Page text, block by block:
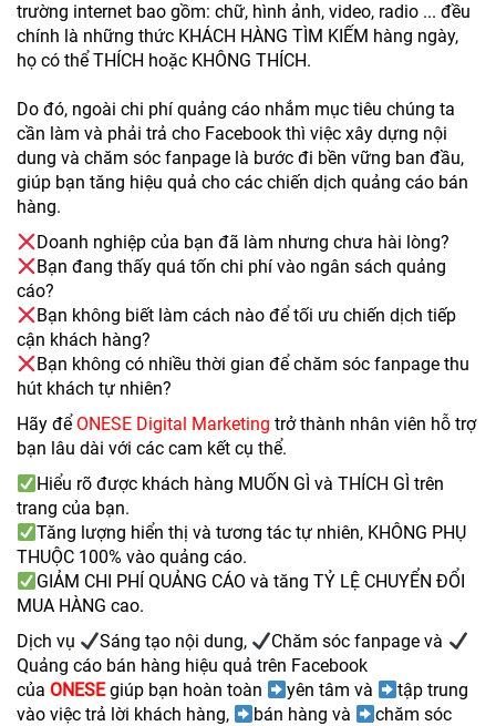
trường internet bao gồm: chữ, hình ảnh, video, radio ... đều
chính là những thức KHÁCH HÀNG TÌM KIẾM hàng ngày,
họ có thể THÍCH hoặc KHÔNG THÍCH.
Do đó, ngoài chi phí quảng cáo nhắm mục tiêu chúng ta
cần làm và phải trả cho Facebook thì việc xây dựng nội
dung và chăm sóc fanpage là bước đi bền vững ban đầu,
giúp bạn tăng hiệu quả cho các chiến dịch quảng cáo bán
hàng.
Doanh nghiệp của bạn đã làm nhưng chưa hài lòng?
Bạn đang thấy quá tốn chi phí vào ngân sách quảng
cáo?
Bạn không biết làm cách nào để tối ưu chiến dịch tiếp
cận khách hàng?
Bạn không có nhiều thời gian để chăm sóc fanpage thu
hút khách tự nhiên?
Hãy để ONESE Digital Marketing trở thành nhân viên hỗ trợ
bạn lâu dài với các cam kết cụ thể.
Hiểu rõ được khách hàng MUỐN GÌ và THÍCH GÌ trên
trang của bạn.
Tăng lượng hiển thị và tương tác tự nhiên, KHÔNG PHỤ
THUỘC 100% vào quảng cáo.
​GIẢM CHI PHÍ QUẢNG CÁO và tăng TỶ LỆ CHUYỂN ĐỔI
MUA HÀNG cao.
Dịch vụ
Sáng tạo nội dung,
Chăm sóc fanpage và
Quảng cáo bán hàng hiệu quả trên Facebook
của ONESE giúp bạn hoàn toàn yên tâm và
tập trung
vào việc trả lời khách hàng,
bán hàng và chăm sóc